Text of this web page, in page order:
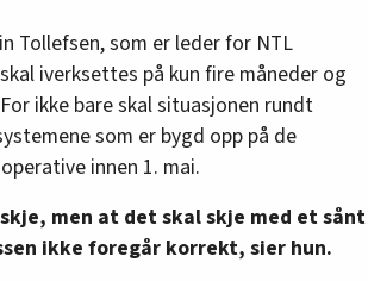
Tollefsen, som er leder for NTL
iverksettes på kun fire måneder og
ikke bare skal situasjonen rundt
som er bygd opp på de
innen 1. mai.
men at det skal skje med et sånt
ikke foregår korrekt, sier hun.